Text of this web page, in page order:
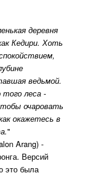
деревня
Кедири. Хоть
ведьмой.
леса -
очаровать
окажетесь в
"
Arang) -
Версий
это была